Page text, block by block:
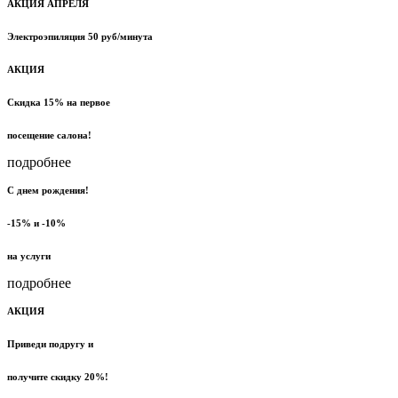
АКЦИЯ АПРЕЛЯ
Электроэпиляция 50 руб/минута
АКЦИЯ
Скидка 15% на первое
посещение салона!
подробнее
С днем рождения!
-15% и -10%
на услуги
подробнее
АКЦИЯ
Приведи подругу и
получите скидку 20%!